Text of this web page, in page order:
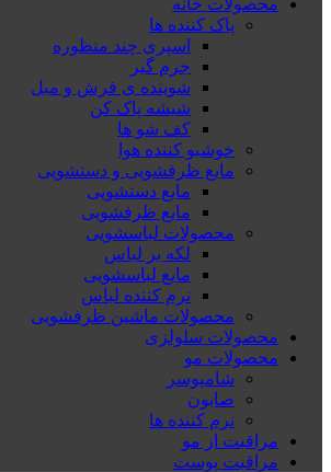
پاک کننده ها
اسپری چند منظوره
جرم گیر
شوینده ی فرش و مبل
شیشه پاک کن
کف شو ها
خوشبو کننده هوا
مایع ظرفشویی و دستشویی
مایع دستشویی
مایع ظرفشویی
محصولات لباسشویی
لکه بر لباس
مایع لباسشویی
نرم کننده لباس
محصولات ماشین ظرفشویی
محصولات سلولزی
محصولات مو
شامپوسر
صابون
نرم کننده ها
مراقبت از مو
مراقبت پوست